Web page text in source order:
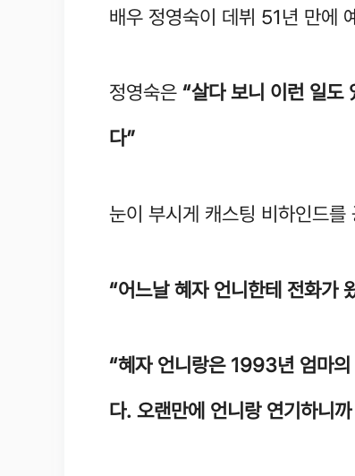
배우 정영숙이 데뷔 51년 만에
정영숙은 “살다 보니 이런 일도
다”
눈이 부시게 캐스팅 비하인드를
“어느날 혜자 언니한테 전화가
“혜자 언니랑은 1993년 엄마
다. 오랜만에 언니랑 연기하니